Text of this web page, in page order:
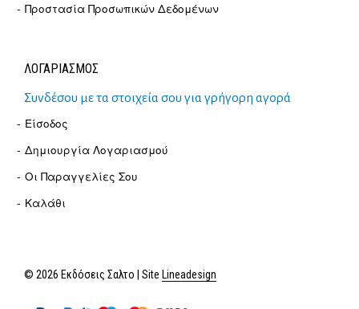
Προστασία Προσωπικών Δεδομένων
ΛΟΓΑΡΙΑΣΜΟΣ
Συνδέσου με τα στοιχεία σου για γρήγορη αγορά
Είσοδος
Δημιουργία Λογαριασμού
Οι Παραγγελίες Σου
Καλάθι
© 2026 Εκδόσεις Σαλτο | Site Lineadesign